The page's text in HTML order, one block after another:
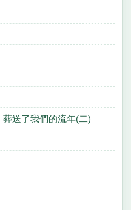
送了我們的流年(二)